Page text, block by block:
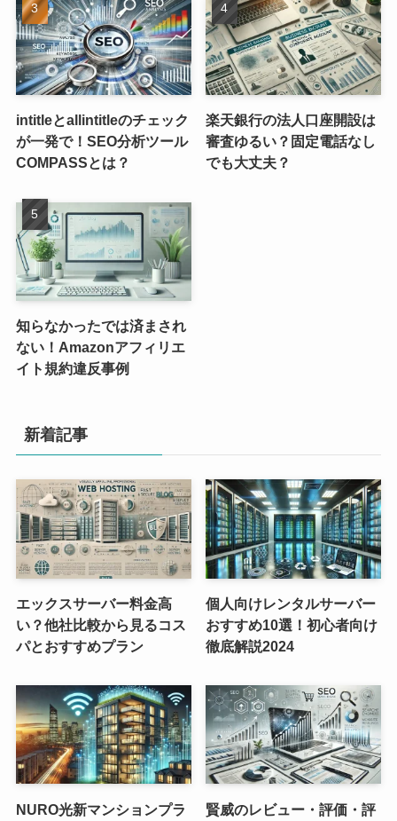
intitleとallintitleのチェック
が一発で！SEO分析ツール
COMPASSとは？
楽天銀行の法人口座開設は
審査ゆるい？固定電話なし
でも大丈夫？
知らなかったでは済まされ
ない！Amazonアフィリエ
イト規約違反事例
新着記事
エックスサーバー料金高
い？他社比較から見るコス
パとおすすめプラン
個人向けレンタルサーバー
おすすめ10選！初心者向け
徹底解説2024
NURO光新マンションプラ
賢威のレビュー・評価・評